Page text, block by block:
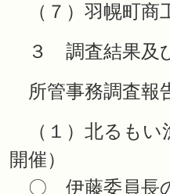
（７）羽幌町商
３ 調査結果及
所管事務調査報
（１）北るもい
開催）
〇 伊藤委員長